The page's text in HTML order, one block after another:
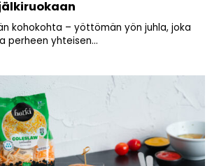
kohokohta – yöttömän yön juhla, joka
perheen yhteisen...